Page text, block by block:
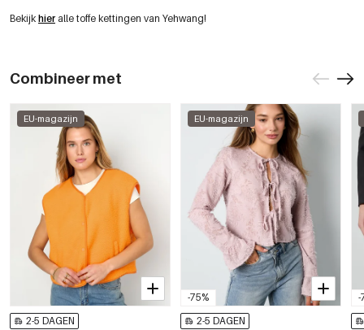
Bekijk hier alle toffe kettingen van Yehwang!
Combineer met
EU-magazijn
2-5 DAGEN
-75%
EU-magazijn
2-5 DAGEN
-